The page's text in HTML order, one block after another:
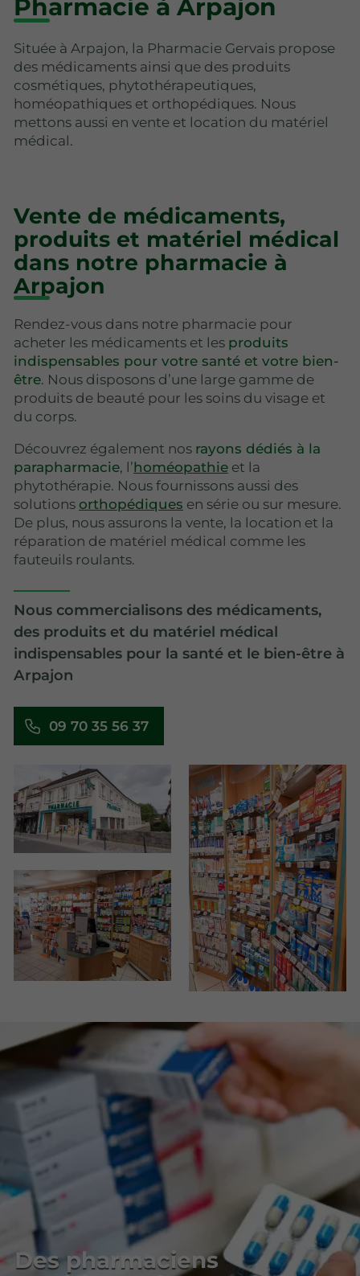
Pharmacie à Arpajon
Située à Arpajon, la Pharmacie Gervais propose
des médicaments ainsi que des produits
cosmétiques, phytothérapeutiques,
homéopathiques et orthopédiques. Nous
mettons aussi en vente et location du matériel
médical.
Vente de médicaments,
produits et matériel médical
dans notre pharmacie à
Arpajon
Rendez-vous dans notre pharmacie pour
acheter les médicaments et les produits
indispensables pour votre santé et votre bien-
être. Nous disposons d’une large gamme de
produits de beauté pour les soins du visage et
du corps.
Découvrez également nos rayons dédiés à la
parapharmacie, l’homéopathie et la
phytothérapie. Nous fournissons aussi des
solutions orthopédiques en série ou sur mesure.
De plus, nous assurons la vente, la location et la
réparation de matériel médical comme les
fauteuils roulants.
Nous commercialisons des médicaments,
des produits et du matériel médical
indispensables pour la santé et le bien-être à
Arpajon
09 70 35 56 37
Des pharmaciens